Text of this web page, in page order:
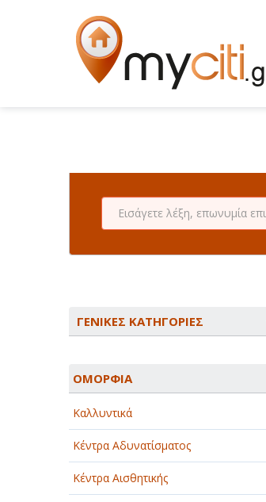
ΓΕΝΙΚΕΣ ΚΑΤΗΓΟΡΙΕΣ
ΑΘΛΗΤΙΣΜΟΣ
ΑΥΤΟΚΙΝΗΤΑ - ΜΗΧΑΝΕΣ - ΣΚΑΦΗ
ΔΙΑΣΚΕΔΑΣΗ - ΨΥΧΑΓΩΓΙΑ - ΤΕΧΝΕΣ
ΔΙΑΦΗΜΙΣΗ - ΜΜΕ
ΟΜΟΡΦΙΑ
Καλλυντικά
Κέντρα Αδυνατίσματος
Κέντρα Αισθητικής